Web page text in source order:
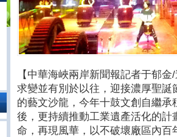
【中華海峽兩岸新聞報記者于郁
求變並有別於以往，迎接濃厚聖
的藝文沙龍，今年十鼓文創自繼
後，更持續推動工業遺產活化的
命，再現風華，以不破壞廠區內